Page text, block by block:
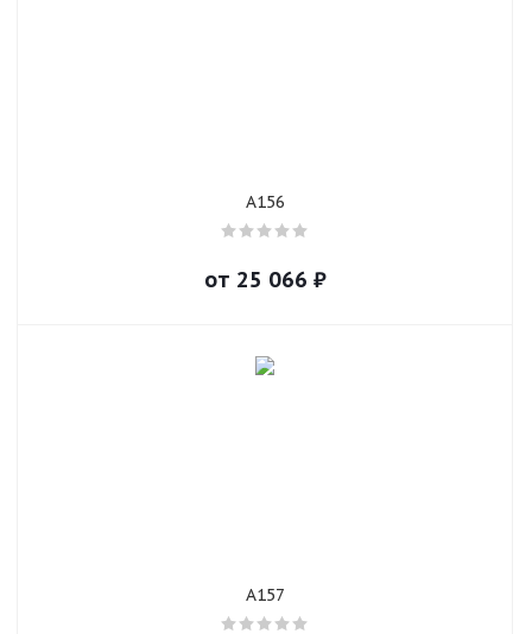
A156
от 25 066 ₽
A157